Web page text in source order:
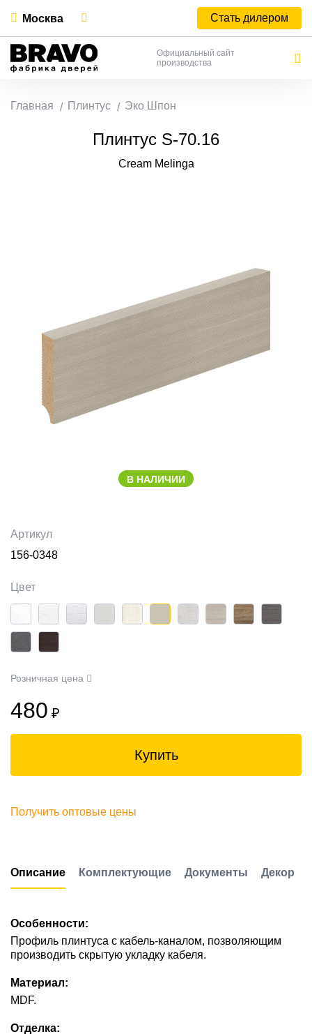
Москва Стать дилером
Официальный сайт
производства
Главная Плинтус Эко Шпон
Плинтус S-70.16
Cream Melinga
В НАЛИЧИИ
Артикул
156-0348
Цвет
Розничная цена
480 ₽
Купить
Получить оптовые цены
Описание Комплектующие Документы Декор
Особенности:
Профиль плинтуса с кабель-каналом, позволяющим
производить скрытую укладку кабеля.
Материал:
MDF.
Отделка: